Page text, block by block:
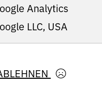
Analytics
LLC, USA